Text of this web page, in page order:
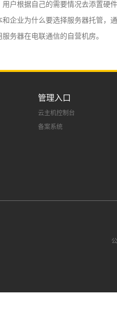
户根据自己的需要情况去添置硬
企业为什么要选择服务器托管，
务器在电联通信的自营机房。
管理入口
云主机控制台
备案系统